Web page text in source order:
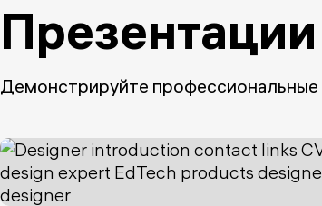
Демонстрируйте